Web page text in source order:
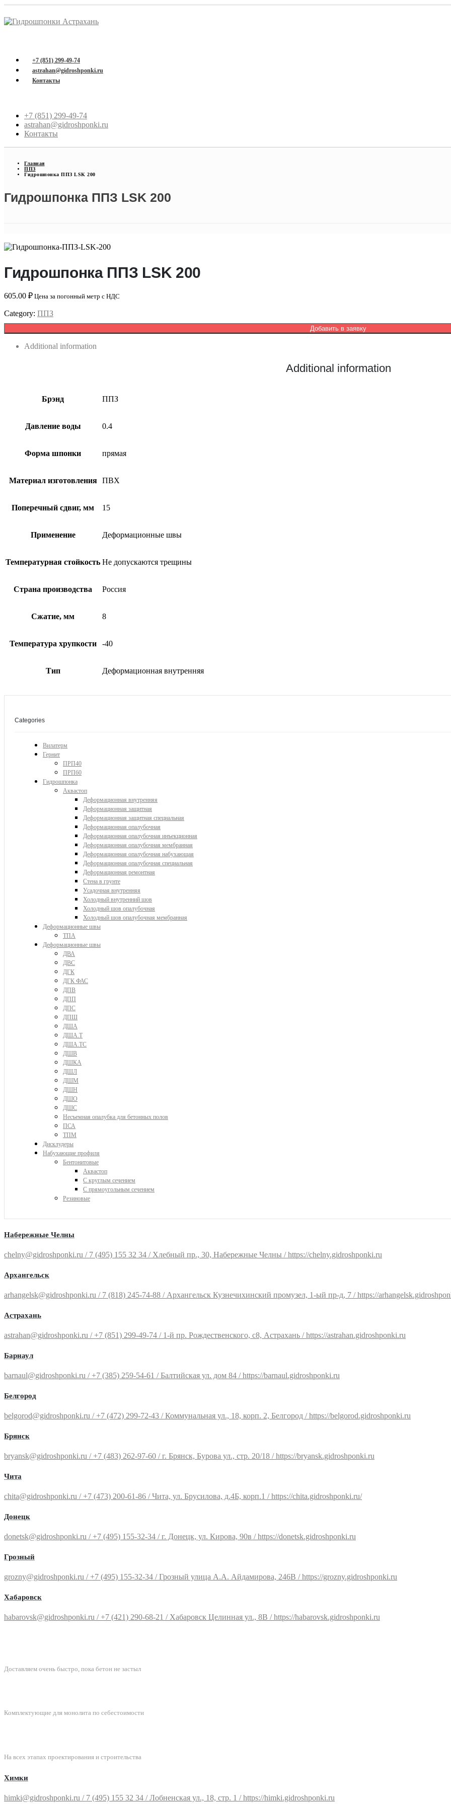
+7 (851) 299-49-74
astrahan@gidroshponki.ru
Контакты
+7 (851) 299-49-74
astrahan@gidroshponki.ru
Контакты
Главная
ППЗ
Гидрошпонка ППЗ LSK 200
Гидрошпонка ППЗ LSK 200
Гидрошпонка ППЗ LSK 200
605.00 ₽ Цена за погонный метр с НДС
Category: ППЗ
Добавить в заявку
Additional information
Additional information
Брэнд ППЗ
Давление воды 0.4
Форма шпонки прямая
Материал изготовления ПВХ
Поперечный сдвиг, мм 15
Применение Деформационные швы
Температурная стойкость Не допускаются трещины
Страна производства Россия
Сжатие, мм 8
Температура хрупкости -40
Тип Деформационная внутренняя
Categories
Вилатерм
Гернит
ПРП40
ПРП60
Гидрошпонка
Аквастоп
Деформационная внутренняя
Деформационная защитная
Деформационная защитная специальная
Деформационная опалубочная
Деформационная опалубочная инъекционная
Деформационная опалубочная мембранная
Деформационная опалубочная набухающая
Деформационная опалубочная специальная
Деформационная ремонтная
Стена в грунте
Усадочная внутренняя
Холодный внутренний шов
Холодный шов опалубочная
Холодный шов опалубочная мембранная
Деформационные швы
ТПА
Деформационные швы
ДВА
ДВС
ДГК
ДГК ФАС
ДПВ
ДПП
ДПС
ДПШ
ДША
ДША.Т
ДША.ТС
ДШВ
ДШКА
ДШЛ
ДШМ
ДШН
ДШО
ДШС
Несъемная опалубка для бетонных полов
ПСА
ТПМ
Дисклудеры
Набухающие профиля
Бентонитовые
Аквастоп
С круглым сечением
С прямоугольным сечением
Резиновые
Набережные Челны
chelny@gidroshponki.ru / 7 (495) 155 32 34 / Хлебный пр., 30, Набережные Челны / https://chelny.gidroshponki.ru
Архангельск
arhangelsk@gidroshponki.ru / 7 (818) 245-74-88 / Архангельск Кузнечихинский промузел, 1-ый пр-д, 7 / https://
Астрахань
astrahan@gidroshponki.ru / +7 (851) 299-49-74 / 1-й пр. Рождественского, с8, Астрахань / https://astrahan.gidroshponki.ru
Барнаул
barnaul@gidroshponki.ru / +7 (385) 259-54-61 / Балтийская ул. дом 84 / https://barnaul.gidroshponki.ru
Белгород
belgorod@gidroshponki.ru / +7 (472) 299-72-43 / Коммунальная ул., 18, корп. 2, Белгород / https://belgorod.gidroshponki.ru
Брянск
bryansk@gidroshponki.ru / +7 (483) 262-97-60 / г. Брянск, Бурова ул., стр. 20/18 / https://bryansk.gidroshponki.ru
Чита
chita@gidroshponki.ru / +7 (473) 200-61-86 / Чита, ул. Брусилова, д.4Б, корп.1 / https://chita.gidroshponki.ru/
Донецк
donetsk@gidroshponki.ru / +7 (495) 155-32-34 / г. Донецк, ул. Кирова, 90в / https://donetsk.gidroshponki.ru
Грозный
grozny@gidroshponki.ru / +7 (495) 155-32-34 / Грозный улица А.А. Айдамирова, 246В / https://grozny.gidroshponki.ru
Хабаровск
habarovsk@gidroshponki.ru / +7 (421) 290-68-21 / Хабаровск Целинная ул., 8В / https://habarovsk.gidroshponki.ru
Доставляем очень быстро, пока бетон не застыл
Комплектующие для монолита по себестоимости
На всех этапах проектирования и строительства
Химки
himki@gidroshponki.ru / 7 (495) 155 32 34 / Лобненская ул., 18, стр. 1 / https://himki.gidroshponki.ru